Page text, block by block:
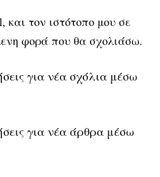
και τον ιστότοπο μου σε
φορά που θα σχολιάσω.
για νέα σχόλια μέσω
για νέα άρθρα μέσω